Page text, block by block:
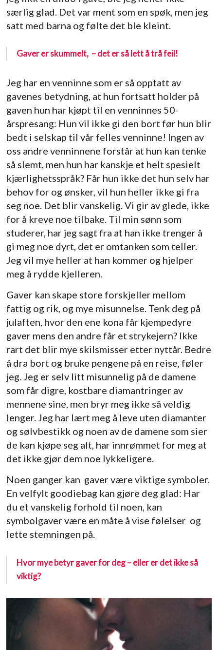
særlig glad. Det var ment som en spøk, men jeg
satt med barna og følte det ble kleint.
Gaver er skummelt, – det er så lett å trå feil!
Jeg har en venninne som er så opptatt av
gavenes betydning, at hun fortsatt holder på
gaven hun har kjøpt til en venninnes 50-
årspresang: Hun vil ikke gi den bort før hun blir
bedt i selskap til vår felles venninne! Ingen av
oss andre venninnene forstår at hun kan tenke
så slemt, men hun har kanskje et helt spesielt
kjærlighetsspråk? Får hun ikke det hun selv har
behov for og ønsker, vil hun heller ikke gi fra
seg noe. Det blir vanskelig. Vi gir av glede, ikke
for å kreve noe tilbake. Til min sønn som
studerer, har jeg sagt fra at han ikke trenger å
gi meg noe dyrt, det er omtanken som teller.
Jeg vil mye heller at han kommer og hjelper
meg å rydde kjelleren.
Gaver kan skape store forskjeller mellom
fattig og rik, og mye misunnelse. Tenk deg på
julaften, hvor den ene kona får kjempedyre
gaver mens den andre får et strykejern? Ikke
rart det blir mye skilsmisser etter nyttår. Bedre
å dra bort og bruke pengene på en reise, føler
jeg. Jeg er selv litt misunnelig på de damene
som får digre, kostbare diamantringer av
mennene sine, men bryr meg ikke så veldig
lenger. Jeg har lært meg å leve uten diamanter
og sølvbestikk og noen av de damene som sier
de kan kjøpe seg alt, har innrømmet for meg at
det ikke gjør dem noe lykkeligere.
Noen ganger kan gaver være viktige symboler.
En velfylt goodiebag kan gjøre deg glad: Har
du et vanskelig forhold til noen, kan
symbolgaver være en måte å vise følelser og
lette stemningen på.
Hvor mye betyr gaver for deg – eller er det ikke så
viktig?